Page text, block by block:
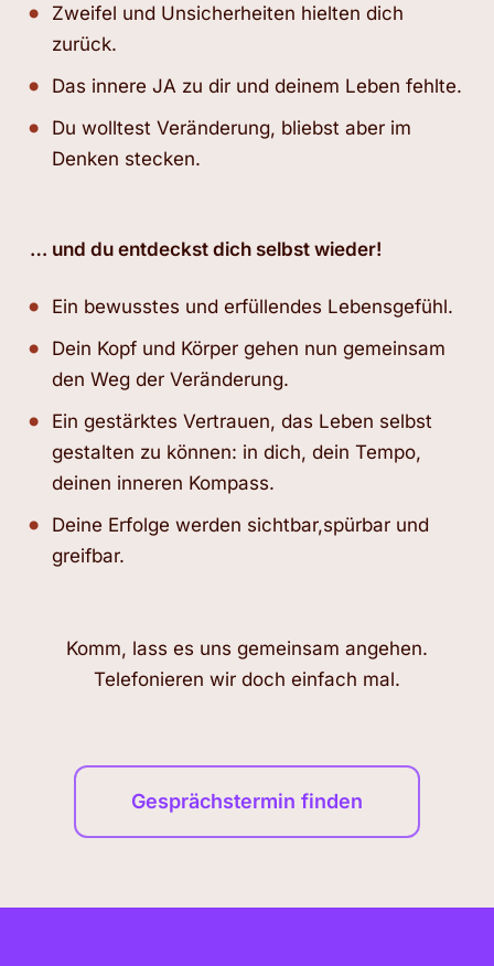
Zweifel und Unsicherheiten hielten dich
zurück.
Das innere JA zu dir und deinem Leben fehlte.
Du wolltest Veränderung, bliebst aber im
Denken stecken.
… und du entdeckst dich selbst wieder!
Ein bewusstes und erfüllendes Lebensgefühl.
Dein Kopf und Körper gehen nun gemeinsam
den Weg der Veränderung.
Ein gestärktes Vertrauen, das Leben selbst
gestalten zu können: in dich, dein Tempo,
deinen inneren Kompass.
Deine Erfolge werden sichtbar,spürbar und
greifbar.
Komm, lass es uns gemeinsam angehen.
Telefonieren wir doch einfach mal.
Gesprächstermin finden